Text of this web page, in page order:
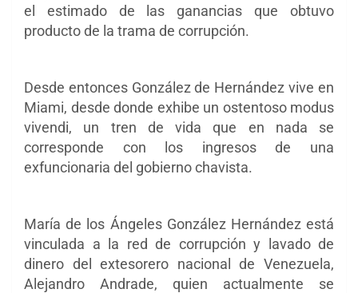
el estimado de las ganancias que obtuvo
producto de la trama de corrupción.
Desde entonces González de Hernández vive en
Miami, desde donde exhibe un ostentoso modus
vivendi, un tren de vida que en nada se
corresponde con los ingresos de una
exfuncionaria del gobierno chavista.
María de los Ángeles González Hernández está
vinculada a la red de corrupción y lavado de
dinero del extesorero nacional de Venezuela,
Alejandro Andrade, quien actualmente se